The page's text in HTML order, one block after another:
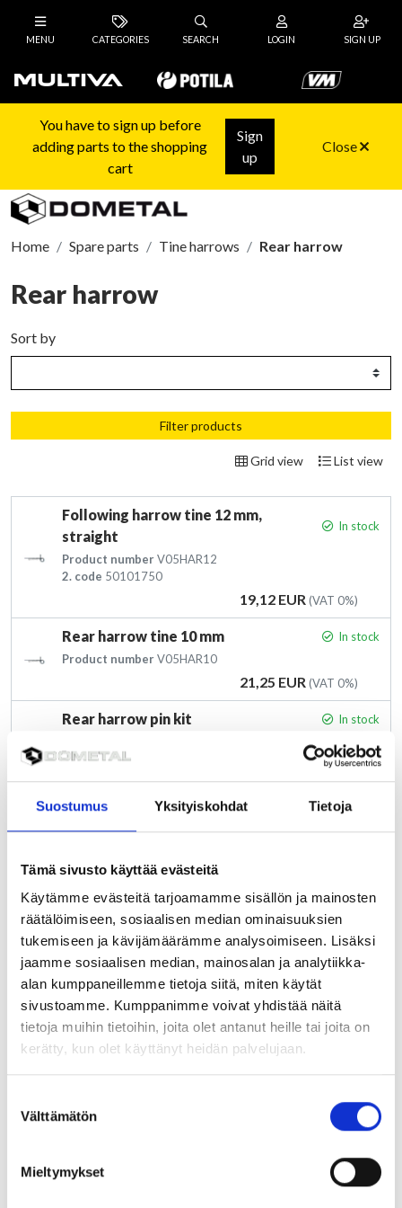
Suostumus Yksityiskohdat Tietoja
Tämä sivusto käyttää evästeitä
Käytämme evästeitä tarjoamamme sisällön ja mainosten
räätälöimiseen, sosiaalisen median ominaisuuksien
tukemiseen ja kävijämäärämme analysoimiseen. Lisäksi
jaamme sosiaalisen median, mainosalan ja analytiikka-
alan kumppaneillemme tietoja siitä, miten käytät
sivustoamme. Kumppanimme voivat yhdistää näitä
tietoja muihin tietoihin, joita olet antanut heille tai joita on
kerätty, kun olet käyttänyt heidän palvelujaan.
valinta
Välttämätön
Mieltymykset
MENU CATEGORIES SEARCH LOGIN SIGN UP
You have to sign up before
adding parts to the shopping
cart
Sign
up
Close
Home Spare parts Tine harrows Rear harrow
Rear harrow
Sort by
Filter products
Grid view List view
Following harrow tine 12 mm,
straight
In stock
Product numberV05HAR12
2. code 50101750
Price
19,12 EUR(VAT 0%)
Rear harrow tine 10 mm
In stock
Product numberV05HAR10
Price
21,25 EUR(VAT 0%)
Rear harrow pin kit
In stock
35,70 EUR(VAT 0%)
Following harrow arm, long
In stock
Following harrow tine clamp
In stock
Product numberV05HARK
2. code50103570
Price
7,89 EUR (VAT 0%)
Following harrow tine, 12mm bent.
Black
In stock
Product number43J3JH12MP
Locking pin d12
In stock
(VAT 0%)